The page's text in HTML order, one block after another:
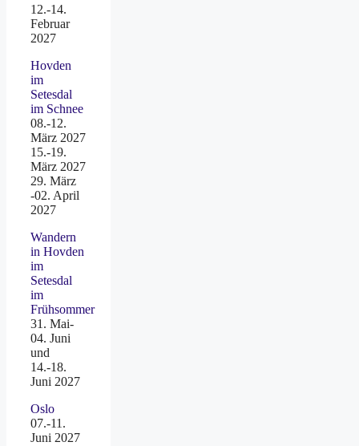
12.-14.
Februar
2027
Hovden
im
Setesdal
im Schnee
08.-12.
März 2027
15.-19.
März 2027
29. März
-02. April
2027
Wandern
in Hovden
im
Setesdal
im
Frühsommer
31. Mai-
04. Juni
und
14.-18.
Juni 2027
Oslo
07.-11.
Juni 2027